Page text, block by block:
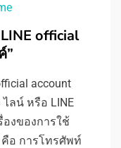
official
”
account
ลน์ หรือ LINE
องของการใช้
อ การโทรศัพท์